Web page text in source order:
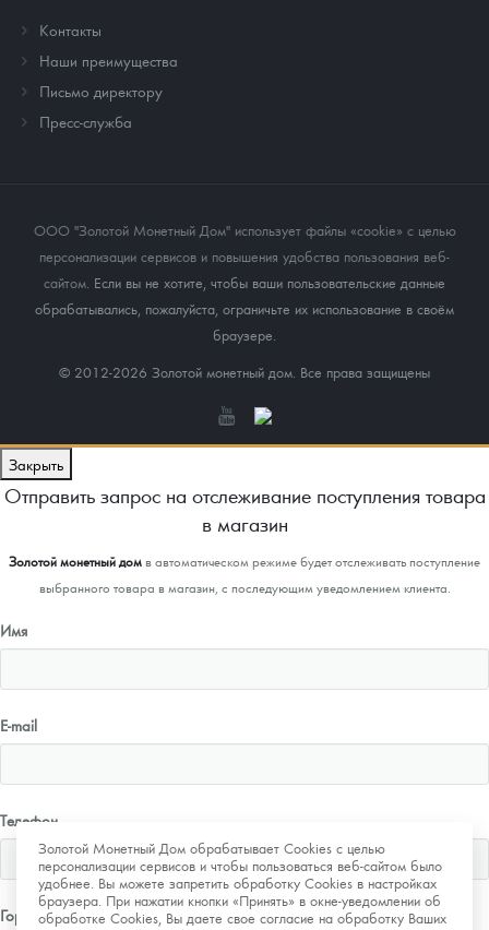
Контакты
Наши преимущества
Письмо директору
Пресс-служба
ООО "Золотой Монетный Дом" использует файлы «cookie» с целью
персонализации сервисов и повышения удобства пользования веб-
сайтом. Если вы не хотите, чтобы ваши пользовательские данные
обрабатывались, пожалуйста, ограничьте их использование в своём
браузере.
© 2012-2026 Золотой монетный дом. Все права защищены
Золотой Монетный Дом обрабатывает Cookies с целью
персонализации сервисов и чтобы пользоваться веб-сайтом было
удобнее. Вы можете запретить обработку Cookies в настройках
браузера. При нажатии кнопки «Принять» в окне-уведомлении об
обработке Cookies, Вы даете свое согласие на обработку Ваших
Закрыть
Отправить запрос на отслеживание поступления товара
в магазин
Золотой монетный домв автоматическом режиме будет отслеживать поступление
выбранного товара в магазин, с последующим уведомлением клиента.
Имя
E-mail
Телефон
Город